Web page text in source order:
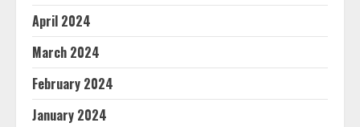
April 2024
March 2024
February 2024
January 2024